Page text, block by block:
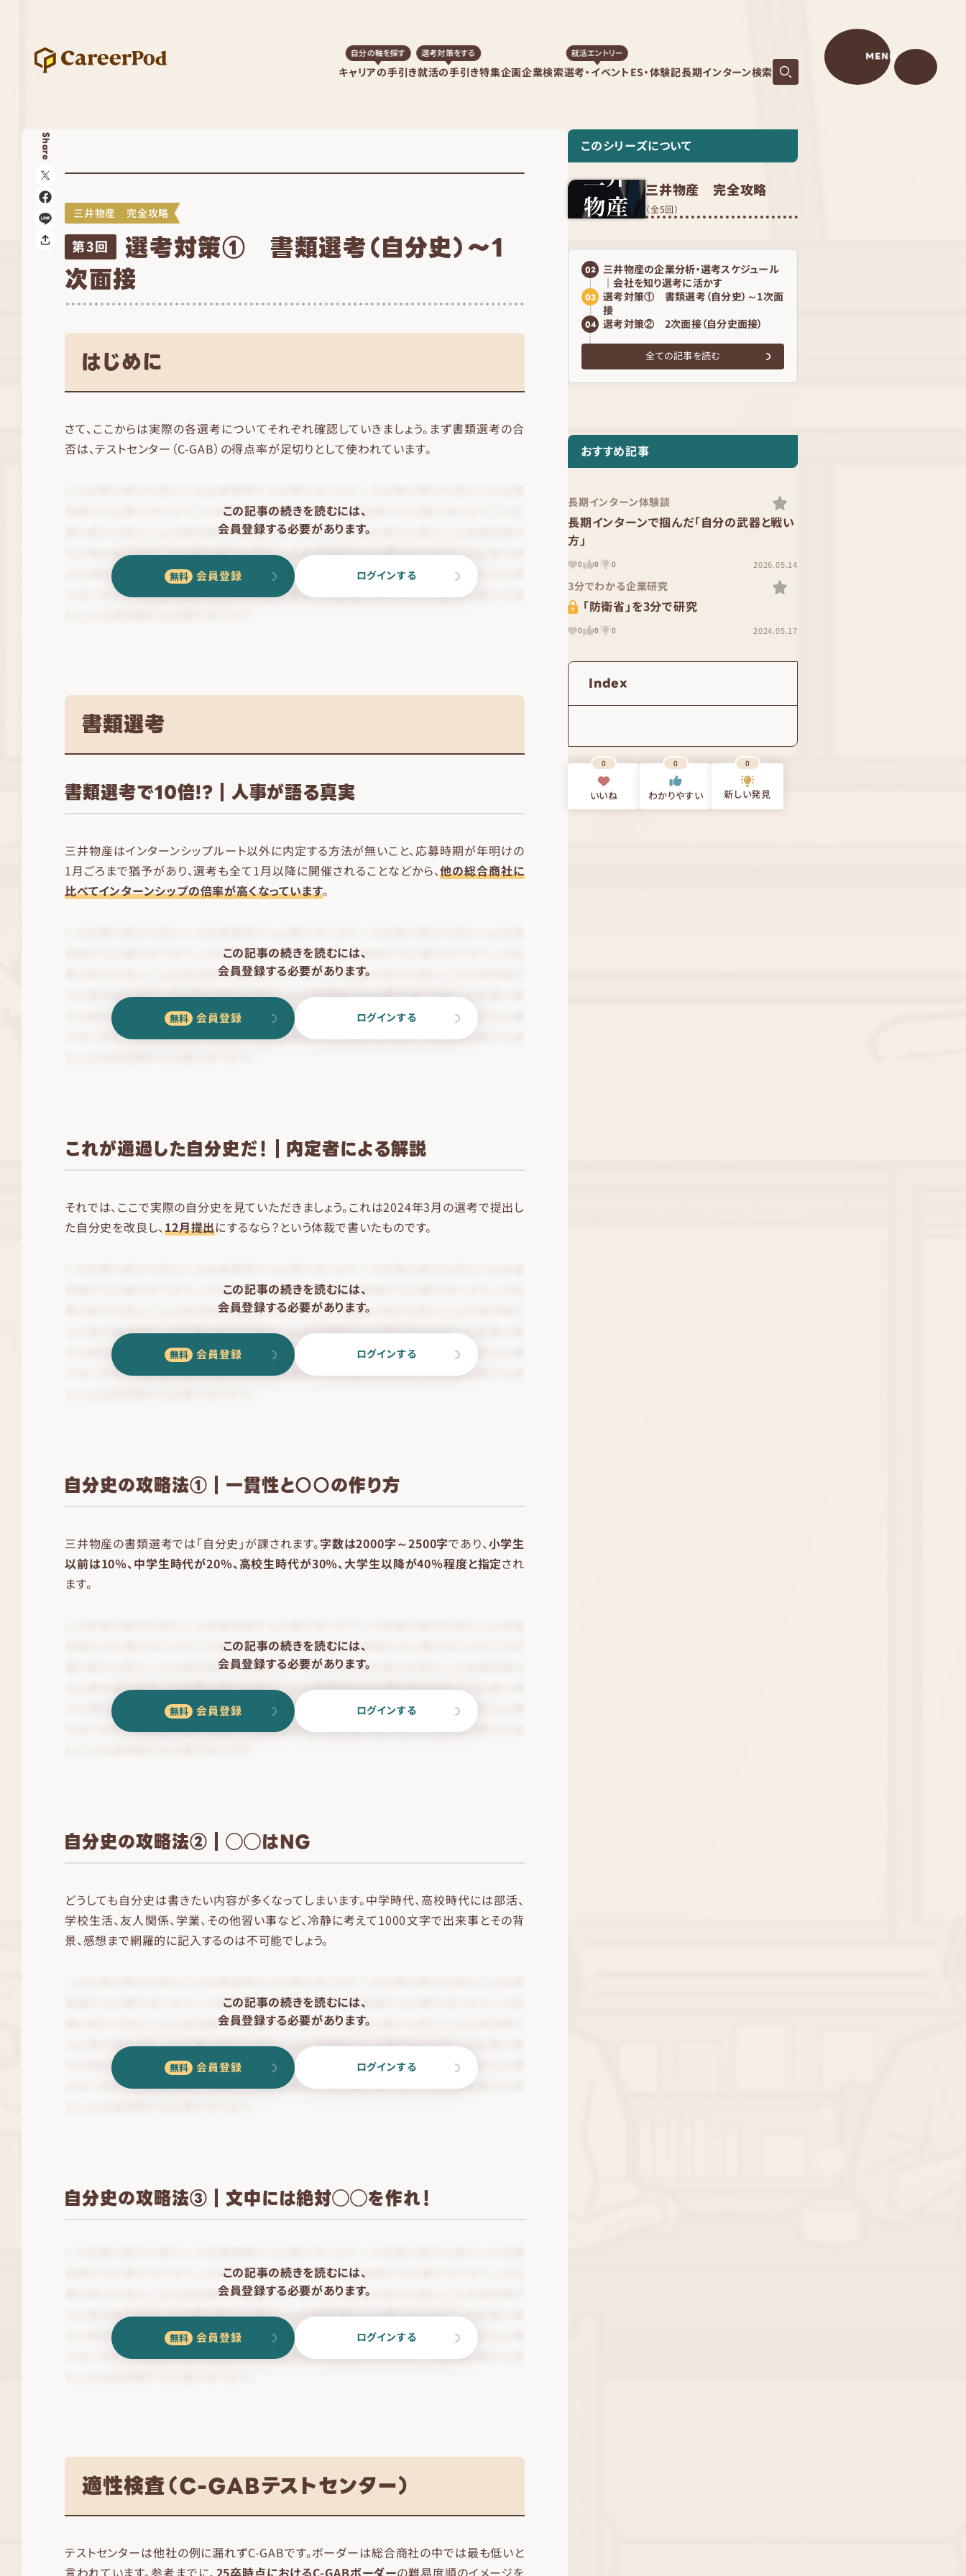
キャリアの手引き
自分の軸を探す
就活の手引き
選考対策をする
特集企画企業検索選考・イベント
就活エントリー
ES・体験記長期インターン検索
MENU
Share
三井物産 完全攻略
第3回 選考対策① 書類選考（自分史）～1
次面接
はじめに
さて、ここからは実際の各選考についてそれぞれ確認していきましょう。まず書類選考の合
否は、テストセンター（C-GAB）の得点率が足切りとして使われています。
この記事の続きを読むには、
会員登録する必要があります。
会員登録 ログインする
書類選考
書類選考で10倍!?｜人事が語る真実
三井物産はインターンシップルート以外に内定する方法が無いこと、応募時期が年明けの
1月ごろまで猶予があり、選考も全て1月以降に開催されることなどから、他の総合商社に
比べてインターンシップの倍率が高くなっています。
この記事の続きを読むには、
会員登録する必要があります。
会員登録 ログインする
これが通過した自分史だ！｜内定者による解説
それでは、ここで実際の自分史を見ていただきましょう。これは2024年3月の選考で提出し
た自分史を改良し、12月提出にするなら？という体裁で書いたものです。
この記事の続きを読むには、
会員登録する必要があります。
会員登録 ログインする
自分史の攻略法①｜一貫性と○○の作り方
三井物産の書類選考では「自分史」が課されます。字数は2000字～2500字であり、小学生
以前は10％、中学生時代が20％、高校生時代が30％、大学生以降が40％程度と指定され
ます。
この記事の続きを読むには、
会員登録する必要があります。
会員登録 ログインする
自分史の攻略法②｜◯◯はNG
どうしても自分史は書きたい内容が多くなってしまいます。中学時代、高校時代には部活、
学校生活、友人関係、学業、その他習い事など、冷静に考えて1000文字で出来事とその背
景、感想まで網羅的に記入するのは不可能でしょう。
この記事の続きを読むには、
会員登録する必要があります。
会員登録 ログインする
自分史の攻略法③｜文中には絶対◯◯を作れ！
この記事の続きを読むには、
会員登録する必要があります。
会員登録 ログインする
適性検査（C-GABテストセンター）
テストセンターは他社の例に漏れずC-GABです。ボーダーは総合商社の中では最も低いと
言われています。参考までに、 25卒時点におけるC-GABボーダーの難易度順のイメージを
このシリーズについて
三井物産 完全攻略
（全5回）
02
三井物産の企業分析・選考スケジュール
｜会社を知り選考に活かす
03
選考対策① 書類選考（自分史）～1次面
接
04 選考対策② 2次面接（自分史面接）
全ての記事を読む
おすすめ記事
長期インターン体験談
長期インターンで掴んだ「自分の武器と戦い
方」
0 0 0 2026.05.14
3分でわかる企業研究
「防衛省」を3分で研究
0 0 0 2024.05.17
Index
0
いいね
0
わかりやすい
0
新しい発見